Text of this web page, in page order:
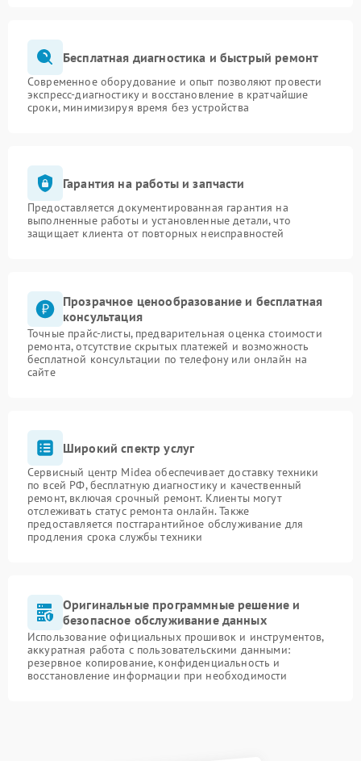
Бесплатная диагностика и быстрый ремонт
Современное оборудование и опыт позволяют провести
экспресс-диагностику и восстановление в кратчайшие
сроки, минимизируя время без устройства
Гарантия на работы и запчасти
Предоставляется документированная гарантия на
выполненные работы и установленные детали, что
защищает клиента от повторных неисправностей
Прозрачное ценообразование и бесплатная
консультация
Точные прайс-листы, предварительная оценка стоимости
ремонта, отсутствие скрытых платежей и возможность
бесплатной консультации по телефону или онлайн на
сайте
Широкий спектр услуг
Сервисный центр Midea обеспечивает доставку техники
по всей РФ, бесплатную диагностику и качественный
ремонт, включая срочный ремонт. Клиенты могут
отслеживать статус ремонта онлайн. Также
предоставляется постгарантийное обслуживание для
продления срока службы техники
Оригинальные программные решение и
безопасное обслуживание данных
Использование официальных прошивок и инструментов,
аккуратная работа с пользовательскими данными:
резервное копирование, конфиденциальность и
восстановление информации при необходимости